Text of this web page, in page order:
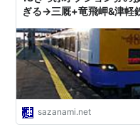
ぎる→三厩+竜飛岬&津軽
sazanami.net